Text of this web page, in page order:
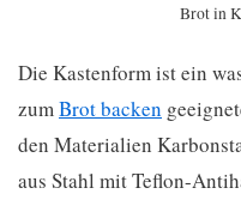
Brot in
Die Kastenform ist ein
zumBrot backen
den Materialien
aus Stahl mit Teflon-